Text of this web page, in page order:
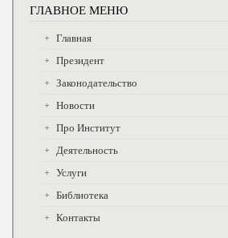
ГЛАВНОЕ МЕНЮ
Главная
Президент
Законодательство
Новости
Про Институт
Деятельность
Услуги
Библиотека
Контакты